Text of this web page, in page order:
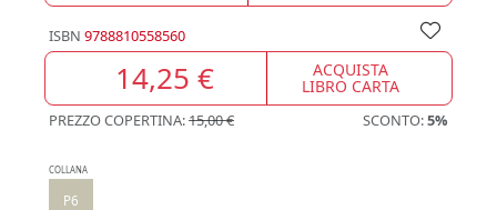
ISBN 9788810558560
14,25 € ACQUISTA
LIBRO CARTA
PREZZO COPERTINA:15,00 € SCONTO:5%
COLLANA
P6